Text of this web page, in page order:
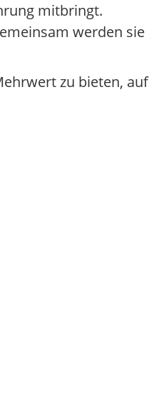
mitbringt.
werden sie
zu bieten, auf